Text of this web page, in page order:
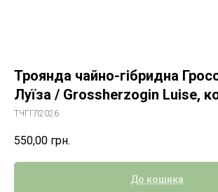
Троянда чайно-гібридна
Луїза / Grossherzogin Luise,
ТЧГГЛ2026
550,00 грн.
До кошика